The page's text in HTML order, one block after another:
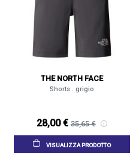
THE NORTH FACE
Shorts . grigio
28,00 € 35,65 €
VISUALIZZA PRODOTTO